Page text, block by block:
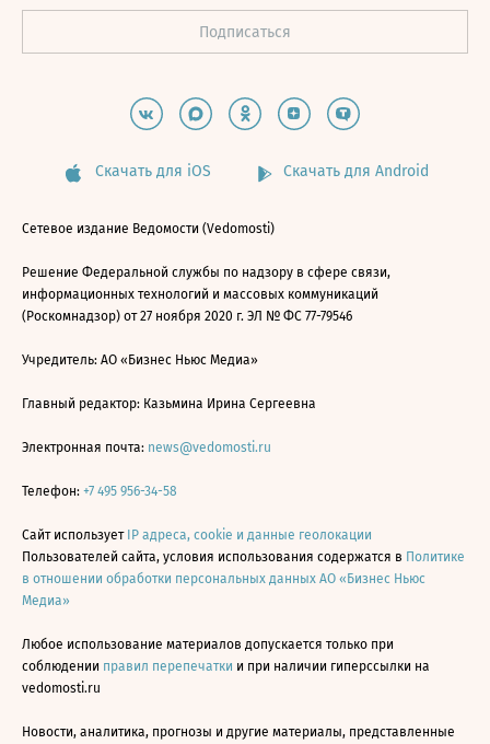
Скачать для iOS Скачать для Android
Сетевое издание Ведомости (Vedomosti)
Решение Федеральной службы по надзору в сфере связи,
информационных технологий и массовых коммуникаций
(Роскомнадзор) от 27 ноября 2020 г. ЭЛ № ФС 77-79546
Учредитель: АО «Бизнес Ньюс Медиа»
Главный редактор: Казьмина Ирина Сергеевна
Электронная почта: news@vedomosti.ru
Телефон: +7 495 956-34-58
Сайт использует IP адреса, cookie и данные геолокации
Пользователей сайта, условия использования содержатся в Политике
в отношении обработки персональных данных АО «Бизнес Ньюс
Медиа»
Любое использование материалов допускается только при
соблюдении правил перепечатки и при наличии гиперссылки на
vedomosti.ru
Новости, аналитика, прогнозы и другие материалы, представленные